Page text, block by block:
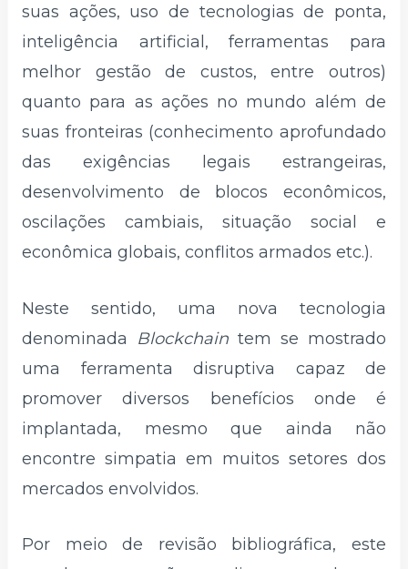
suas ações, uso de tecnologias de ponta,
inteligência artificial, ferramentas para
melhor gestão de custos, entre outros)
quanto para as ações no mundo além de
suas fronteiras (conhecimento aprofundado
das exigências legais estrangeiras,
desenvolvimento de blocos econômicos,
oscilações cambiais, situação social e
econômica globais, conflitos armados etc.).
Neste sentido, uma nova tecnologia
denominada Blockchain tem se mostrado
uma ferramenta disruptiva capaz de
promover diversos benefícios onde é
implantada, mesmo que ainda não
encontre simpatia em muitos setores dos
mercados envolvidos.
Por meio de revisão bibliográfica, este